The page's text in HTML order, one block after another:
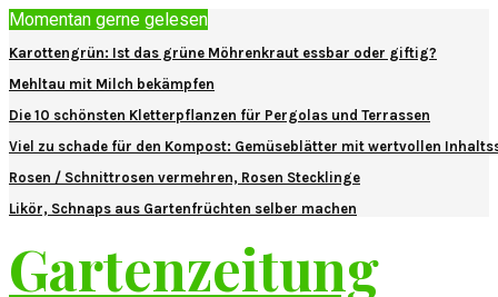
Momentan gerne gelesen
Karottengrün: Ist das grüne Möhrenkraut essbar oder giftig?
Mehltau mit Milch bekämpfen
Die 10 schönsten Kletterpflanzen für Pergolas und Terrassen
Viel zu schade für den Kompost: Gemüseblätter mit wertvollen
Rosen / Schnittrosen vermehren, Rosen Stecklinge
Likör, Schnaps aus Gartenfrüchten selber machen
Gartenzeitung